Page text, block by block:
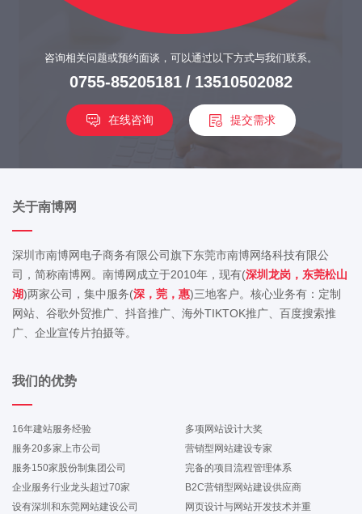
咨询相关问题或预约面谈，可以通过以下方式与我们联系。
0755-85205181 / 13510502082
在线咨询 提交需求
关于南博网
深圳市南博网电子商务有限公司旗下东莞市南博网络科技有限公
司，简称南博网。南博网成立于2010年，现有(深圳龙岗，东莞松山
湖)两家公司，集中服务(深，莞，惠)三地客户。核心业务有：定制
网站、谷歌外贸推广、抖音推广、海外TIKTOK推广、百度搜索推
广、企业宣传片拍摄等。
我们的优势
16年建站服务经验
多项网站设计大奖
服务20多家上市公司
营销型网站建设专家
服务150家股份制集团公司
完备的项目流程管理体系
企业服务行业龙头超过70家
B2C营销型网站建设供应商
设有深圳和东莞网站建设公司
网页设计与网站开发技术并重